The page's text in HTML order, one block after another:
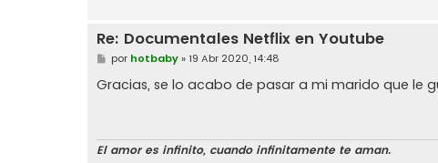
Re: Documentales Netflix en Youtube
M
e
n
s
por hotbaby» 19 Abr 2020, 14:48
Gracias, se lo acabo de pasar a mi marido que le
El amor es infinito, cuando infinitamente te aman.